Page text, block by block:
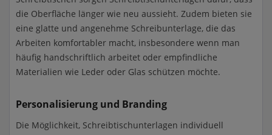
die Oberfläche länger wie neu aussieht. Zudem bieten sie
eine glatte und angenehme Schreibunterlage, die das
Arbeiten komfortabler macht, insbesondere wenn man
häufig handschriftlich arbeitet oder empfindliche
Materialien wie Leder oder Glas schützen möchte.
Personalisierung und Branding
Die Möglichkeit, Schreibtischunterlagen individuell